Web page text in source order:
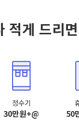
적게 드리면
정수기
30만원+@ 50